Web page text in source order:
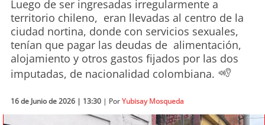
Entretención
Economía
Deportes
Tecnología
Luego de ser ingresadas irregularmente a
territorio chileno, eran llevadas al centro de la
ciudad nortina, donde con servicios sexuales,
tenían que pagar las deudas de alimentación,
alojamiento y otros gastos fijados por las dos
imputadas, de nacionalidad colombiana.
16 de Junio de 2026 | 13:30 | PorYubisay Mosqueda